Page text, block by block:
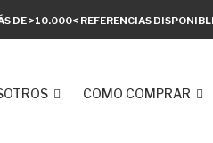
DE >10.000< REFERENCIAS
COMO COMPRAR